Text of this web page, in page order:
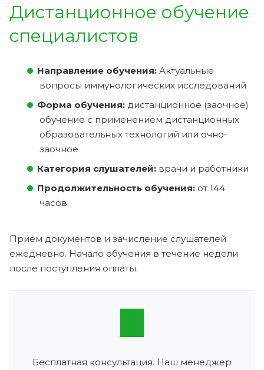
Дистанционное обучение
специалистов
Направление обучения: Актуальные
вопросы иммунологических исследований
Форма обучения: дистанционное (заочное)
обучение с применением дистанционных
образовательных технологий или очно-
заочное
Категория слушателей: врачи и работники
Продолжительность обучения: от 144
часов
Прием документов и зачисление слушателей
ежедневно. Начало обучения в течение недели
после поступления оплаты.
Бесплатная консультация. Наш менеджер